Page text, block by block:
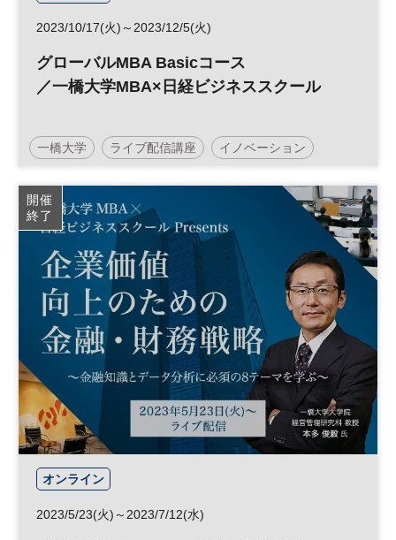
2023/10/17(火)～2023/12/5(火)
グローバルMBA Basicコース
／一橋大学MBA×日経ビジネススクール
一橋大学 ライブ配信講座 イノベーション
グローバル 日経ビジネススクール 英語 MBA
平日夜開催
開催
終了
オンライン
2023/5/23(火)～2023/7/12(水)